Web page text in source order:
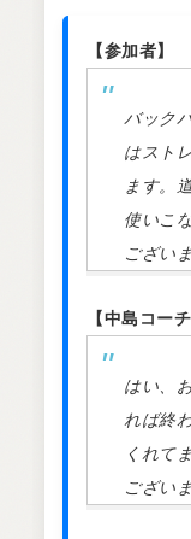
【参加者】
バック
はスト
ます。
使いこ
ござい
【中島コーチ
はい、
れば終
くれて
ござい